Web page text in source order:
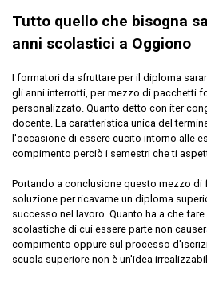
Tutto quello che bisogna
anni scolastici a Oggiono
I formatori da sfruttare per il diploma
gli anni interrotti, per mezzo di pacchetti
personalizzato. Quanto detto con iter
docente. La caratteristica unica del
l'occasione di essere cucito intorno alle
compimento perciò i semestri che ti
Portando a conclusione questo mezzo di
soluzione per ricavarne un diploma
successo nel lavoro. Quanto ha a che
scolastiche di cui essere parte non
compimento oppure sul processo
scuola superiore non è un'idea